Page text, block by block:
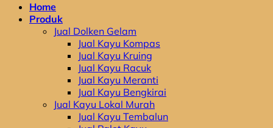
Home
Produk
Jual Dolken Gelam
Jual Kayu Kompas
Jual Kayu Kruing
Jual Kayu Racuk
Jual Kayu Meranti
Jual Kayu Bengkirai
Jual Kayu Lokal Murah
Jual Kayu Tembalun